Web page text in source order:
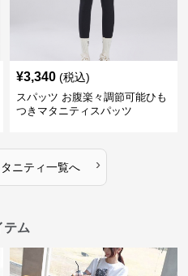
¥3,340 (税込)
スパッツ お腹楽々調節可能ひも
つきマタニティスパッツ
ニティ一覧へ ›
テム